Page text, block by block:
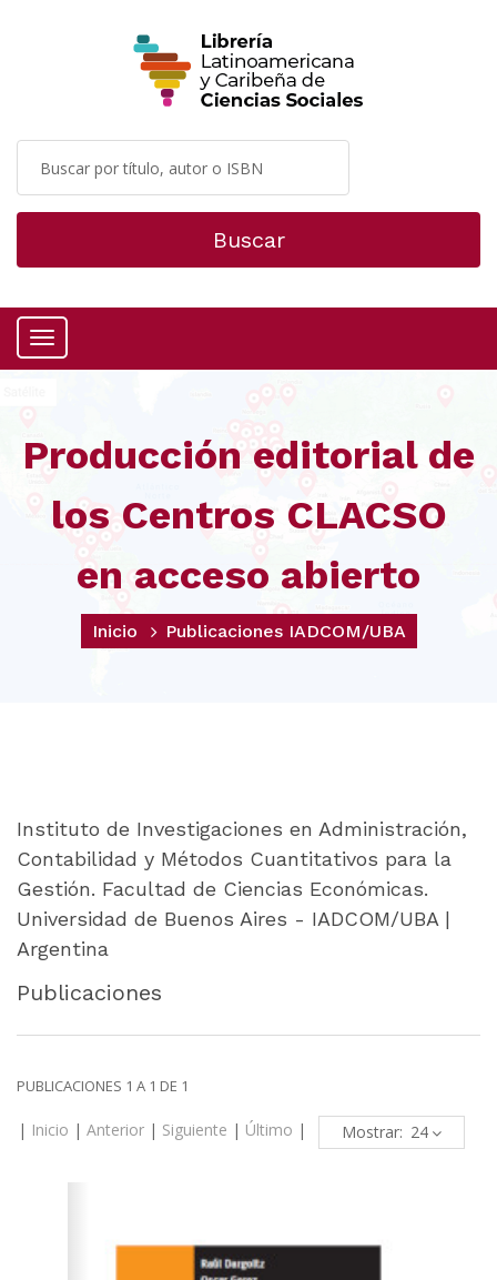
Buscar
Menú
Producción editorial de
los Centros CLACSO
en acceso abierto
Inicio Publicaciones IADCOM/UBA
Instituto de Investigaciones en Administración,
Contabilidad y Métodos Cuantitativos para la
Gestión. Facultad de Ciencias Económicas.
Universidad de Buenos Aires - IADCOM/UBA |
Argentina
Publicaciones
PUBLICACIONES 1 A 1 DE 1
| Inicio | Anterior | Siguiente | Último | Mostrar: